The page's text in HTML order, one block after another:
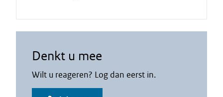
Denkt u mee
Wilt u reageren? Log dan eerst in.